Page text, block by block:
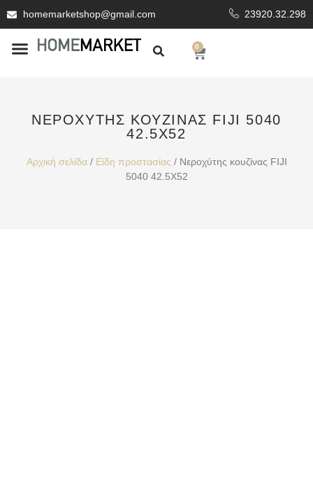
homemarketshop@gmail.com 23920.32.298
0
ΝΕΡΟΧΎΤΗΣ ΚΟΥΖΊΝΑΣ FIJI 5040
42.5X52
Αρχική σελίδα/ Είδη προστασίας / Νεροχύτης κουζίνας FIJI
5040 42.5X52